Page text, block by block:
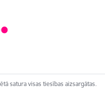
satura visas tiesības aizsargātas.